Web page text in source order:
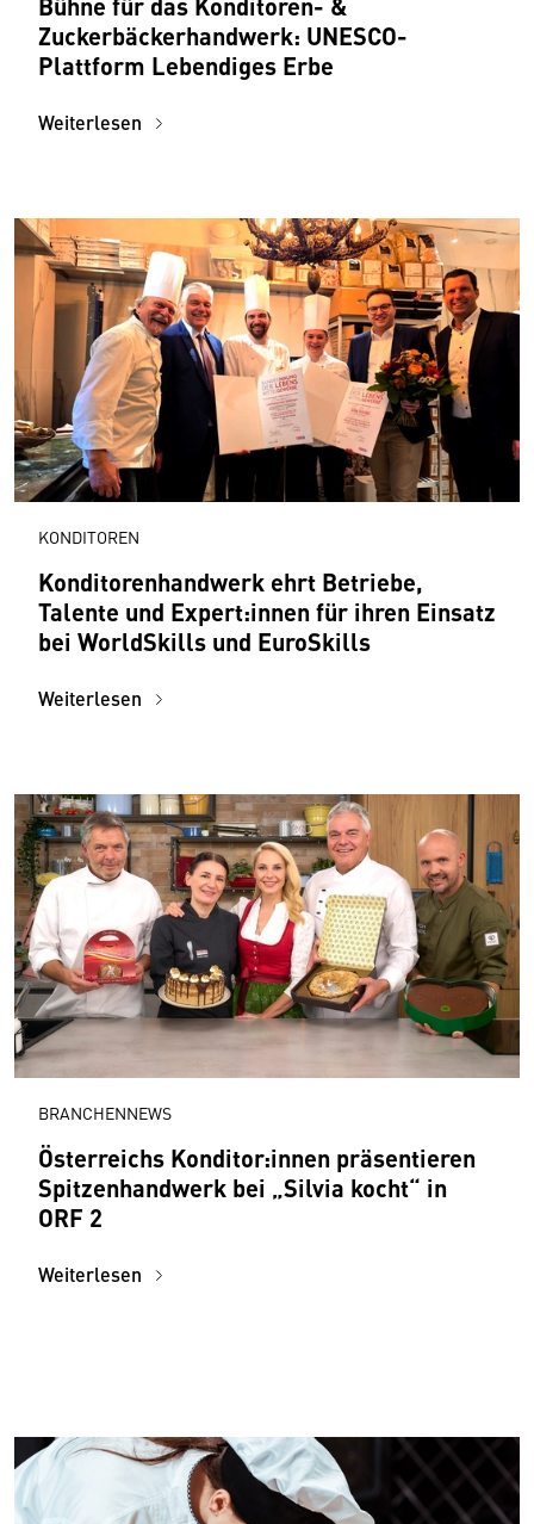
Zuckerbäckerhandwerk: UNESCO-
Plattform Lebendiges Erbe
Weiterlesen
KONDITOREN
Konditorenhandwerk ehrt Betriebe,
Talente und Expert:innen für ihren Einsatz
bei WorldSkills und EuroSkills
Weiterlesen
BRANCHENNEWS
Österreichs Konditor:innen präsentieren
Spitzenhandwerk bei „Silvia kocht“ in
ORF 2
Weiterlesen